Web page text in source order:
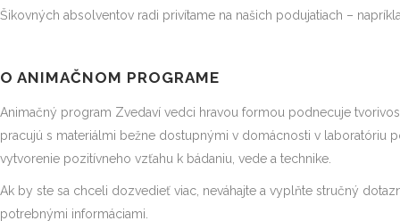
Šikovných absolventov radi privítame na našich podujatiach –
O ANIMAČNOM PROGRAME
Animačný program Zvedaví vedci hravou formou podnecuje
pracujú s materiálmi bežne dostupnými v domácnosti v laboratóriu
vytvorenie pozitívneho vzťahu k bádaniu, vede a technike.
Ak by ste sa chceli dozvedieť viac, neváhajte a vyplňte stručný
potrebnými informáciami.